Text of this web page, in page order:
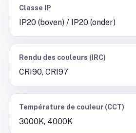
Classe IP
IP20 (boven) / IP20 (onder)
Rendu des couleurs (IRC)
CRI90, CRI97
Température de couleur (CCT)
3000K, 4000K